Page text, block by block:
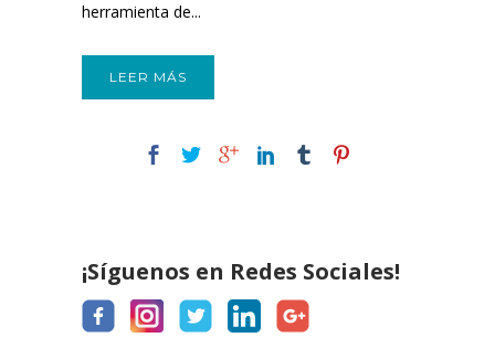
herramienta de...
LEER MÁS
¡Síguenos en Redes Sociales!